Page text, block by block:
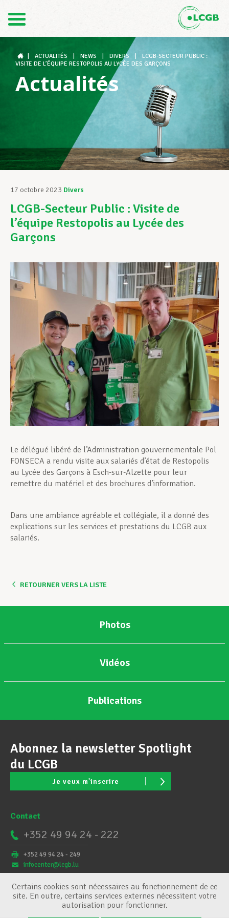
DE
Le LCGB
Structures syndicales
Assistance au Travail
Vos droits
Développement professionnel
Devenir Membre
Actualités
ACTUALITÉS NEWS DIVERS
LCGB-SECTEUR PUBLIC :
VISITE DE L’ÉQUIPE RESTOPOLIS AU LYCÉE DES GARÇONS
Actualités
17 octobre 2023 Divers
LCGB-Secteur Public : Visite de
l’équipe Restopolis au Lycée des
Garçons
Le délégué libéré de l’Administration gouvernementale Pol
FONSECA a rendu visite aux salariés d’état de Restopolis
au Lycée des Garçons à Esch-sur-Alzette pour leur
remettre du matériel et des brochures d’information.
Dans une ambiance agréable et collégiale, il a donné des
explications sur les services et prestations du LCGB aux
salariés.
RETOURNER VERS LA LISTE
Photos
Vidéos
Publications
Abonnez la newsletter Spotlight
du LCGB
Je veux m'inscrire
Contact
+352 49 94 24 - 222
+352 49 94 24 - 249
infocenter@lcgb.lu
Certains cookies sont nécessaires au fonctionnement de ce
site. En outre, certains services externes nécessitent votre
autorisation pour fonctionner.